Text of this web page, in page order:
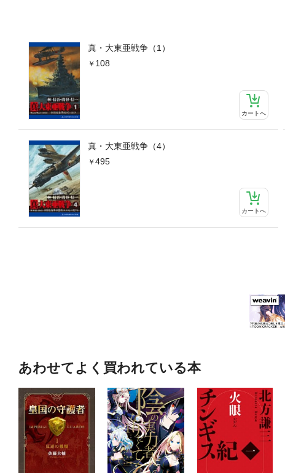
真・大東亜戦争（1）
108
カートへ
真・大東亜戦争（4）
495
カートへ
あわせてよく買われている本